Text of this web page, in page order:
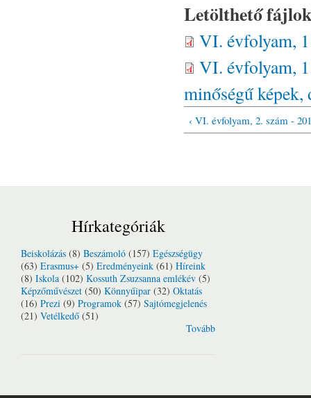
Letölthető
VI. évfolyam,
VI. évfolyam,
minőségű képek,
‹ VI. évfolyam, 2. szám -
Hírkategóriák
Beiskolázás (8) Beszámoló (157) Egészségügy
(63) Erasmus+ (5) Eredményeink (61) Híreink
(8) Iskola (102) Kossuth Zsuzsanna emlékév (5)
Képzőművészet (50) Könnyűipar (32) Oktatás
(16) Prezi (9) Programok (57) Sajtómegjelenés
(21) Vetélkedő (51)
Tovább